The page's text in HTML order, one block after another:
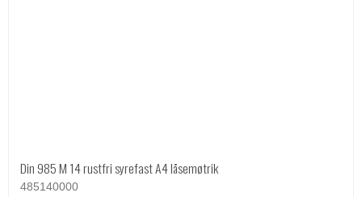
Din 985 M 14 rustfri syrefast A4 låsemøtrik
485140000